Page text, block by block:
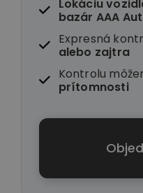
Lokáciu
bazár AAA
Expresná
alebo zajtra
Kontrolu
prítomnosti